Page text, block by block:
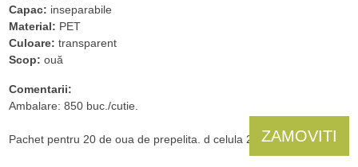
Capac: inseparabile
Material: PET
Culoare: transparent
Scop: ouă
Comentarii:
Ambalare: 850 buc./cutie.
Pachet pentru 20 de oua de prepelita. d celula 28 mm.ZAMOVITI